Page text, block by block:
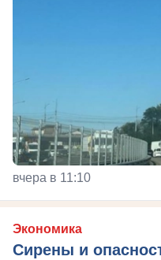
вчера в 11:10
Экономика
Сирены и